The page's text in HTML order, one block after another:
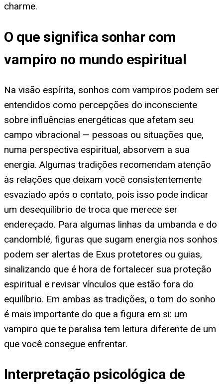
charme.
O que significa sonhar com
vampiro no mundo espiritual
Na visão espírita, sonhos com vampiros podem ser
entendidos como percepções do inconsciente
sobre influências energéticas que afetam seu
campo vibracional — pessoas ou situações que,
numa perspectiva espiritual, absorvem a sua
energia. Algumas tradições recomendam atenção
às relações que deixam você consistentemente
esvaziado após o contato, pois isso pode indicar
um desequilíbrio de troca que merece ser
endereçado. Para algumas linhas da umbanda e do
candomblé, figuras que sugam energia nos sonhos
podem ser alertas de Exus protetores ou guias,
sinalizando que é hora de fortalecer sua proteção
espiritual e revisar vínculos que estão fora do
equilíbrio. Em ambas as tradições, o tom do sonho
é mais importante do que a figura em si: um
vampiro que te paralisa tem leitura diferente de um
que você consegue enfrentar.
Interpretação psicológica de